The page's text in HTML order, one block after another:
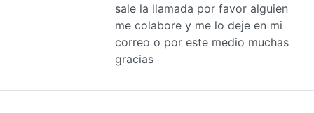
sale la llamada por favor alguien
me colabore y me lo deje en mi
correo o por este medio muchas
gracias